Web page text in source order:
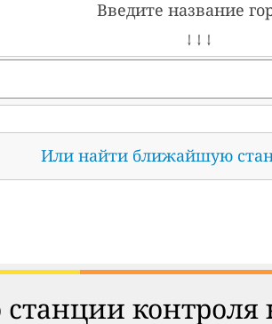
Введите название
↓ ↓ ↓
Или найти ближайшую
контроля